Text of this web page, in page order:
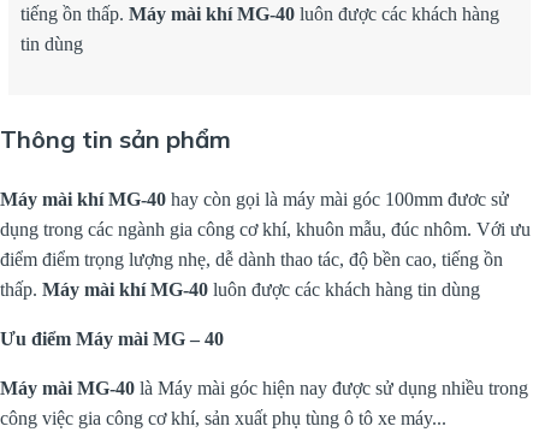
tiếng ồn thấp. Máy mài khí MG-40 luôn được các khách hàng
tin dùng
Thông tin sản phẩm
Máy mài khí MG-40 hay còn gọi là máy mài góc 100mm đươc sử
dụng trong các ngành gia công cơ khí, khuôn mẫu, đúc nhôm. Với ưu
điểm điểm trọng lượng nhẹ, dễ dành thao tác, độ bền cao, tiếng ồn
thấp. Máy mài khí MG-40 luôn được các khách hàng tin dùng
Ưu điểm Máy mài MG – 40
Máy mài MG-40 là Máy mài góc hiện nay được sử dụng nhiều trong
công việc gia công cơ khí, sản xuất phụ tùng ô tô xe máy...